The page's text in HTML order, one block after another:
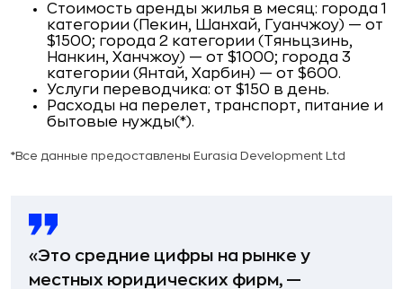
Стоимость аренды жилья в месяц: города 1
категории (Пекин, Шанхай, Гуанчжоу) — от
$1500; города 2 категории (Тяньцзинь,
Нанкин, Ханчжоу) — от $1000; города 3
категории (Янтай, Харбин) — от $600.
Услуги переводчика: от $150 в день.
Расходы на перелет, транспорт, питание и
бытовые нужды(*).
*Все данные предоставлены Eurasia Development Ltd
«Это средние цифры на рынке у
местных юридических фирм, —